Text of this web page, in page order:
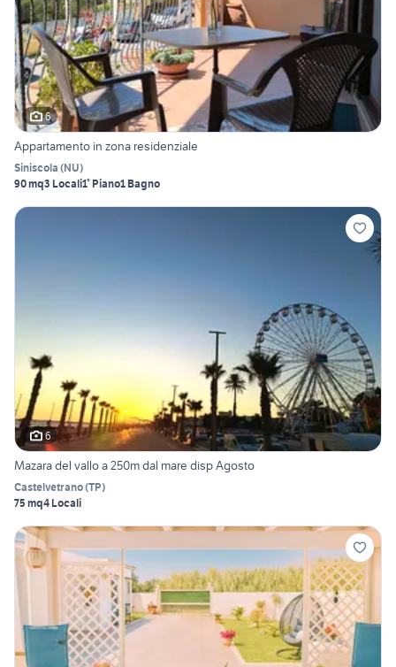
6
Appartamento in zona residenziale
Siniscola (NU)
90 mq3 Locali1° Piano1 Bagno
6
Mazara del vallo a 250m dal mare disp Agosto
Castelvetrano(TP)
75 mq4 Locali